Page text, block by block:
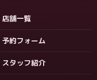
店舗一覧
予約フォーム
スタッフ紹介